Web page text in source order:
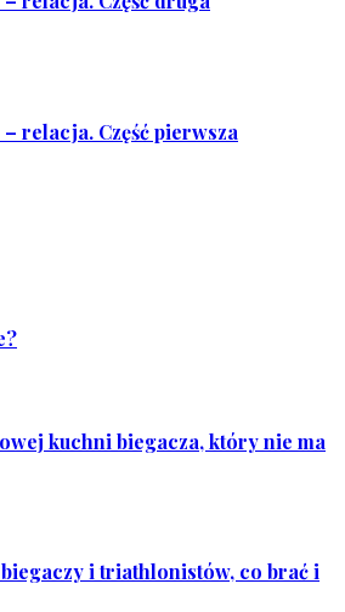
relacja. Część pierwsza
kuchni biegacza, który nie ma
i triathlonistów, co brać i